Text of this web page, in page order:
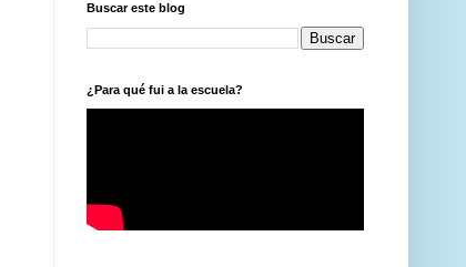
Buscar este blog
¿Para qué fui a la escuela?